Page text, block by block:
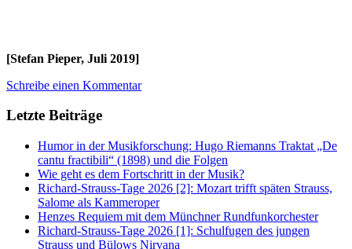
[Stefan Pieper, Juli 2019]
Schreibe einen Kommentar
Letzte Beiträge
Humor in der Musikforschung: Hugo Riemanns Traktat „De
cantu fractibili“ (1898) und die Folgen
Wie geht es dem Fortschritt in der Musik?
Richard-Strauss-Tage 2026 [2]: Mozart trifft späten Strauss,
Salome als Kammeroper
Henzes Requiem mit dem Münchner Rundfunkorchester
Richard-Strauss-Tage 2026 [1]: Schulfugen des jungen
Strauss und Bülows Nirvana